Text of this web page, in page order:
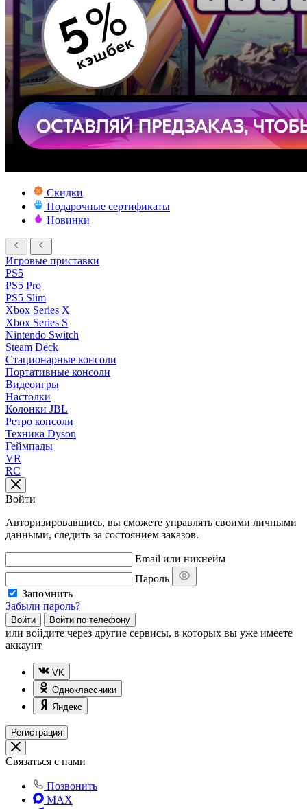
Скидки
Подарочные сертификаты
Новинки
Игровые приставки
PS5
PS5 Pro
PS5 Slim
Xbox Series X
Xbox Series S
Nintendo Switch
Steam Deck
Стационарные консоли
Портативные консоли
Видеоигры
Настолки
Колонки JBL
Ретро консоли
Техника Dyson
Геймпады
VR
RC
Войти
Авторизировавшись, вы сможете управлять своими личными
данными, следить за состоянием заказов.
Email или никнейм
Пароль
Запомнить
Забыли пароль?
Войти Войти по телефону
или войдите через другие сервисы, в которых вы уже имеете
аккаунт
VK
Одноклассники
Яндекс
Регистрация
Связаться с нами
Позвонить
MAX